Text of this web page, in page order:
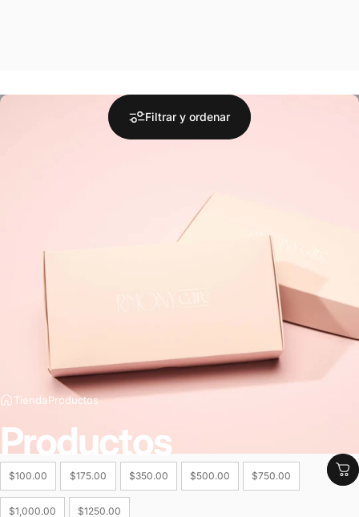
TiendaProductos
Productos
Filtrar y ordenar
Denominations
$100.00 $175.00 $350.00 $500.00 $750.00
$1,000.00 $1250.00